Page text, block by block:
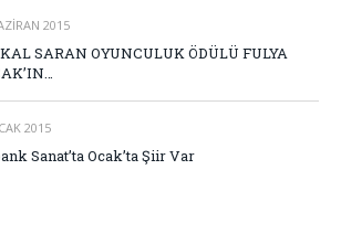
2015
SARAN OYUNCULUK ÖDÜLÜ FULYA
2015
Sanat’ta Ocak’ta Şiir Var